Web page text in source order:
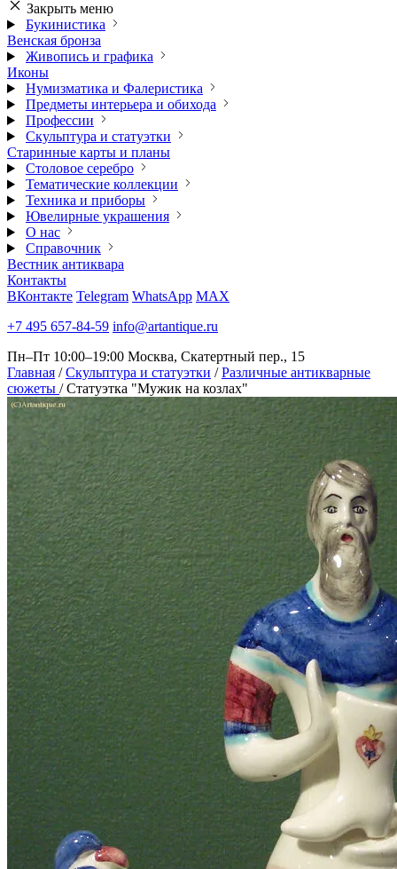
Закрыть меню
Букинистика
Венская бронза
Живопись и графика
Иконы
Нумизматика и Фалеристика
Предметы интерьера и обихода
Профессии
Скульптура и статуэтки
Старинные карты и планы
Столовое серебро
Тематические коллекции
Техника и приборы
Ювелирные украшения
О нас
Справочник
Вестник антиквара
Контакты
ВКонтакте Telegram WhatsApp MAX
+7 495 657-84-59 info@artantique.ru
Пн–Пт 10:00–19:00 Москва, Скатертный пер., 15
Главная / Скульптура и статуэтки / Различные антикварные
сюжеты / Статуэтка "Мужик на козлах"